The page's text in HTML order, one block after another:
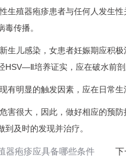
生殖器疱疹患者与任何人发生
传播。
生儿感染，女患者妊娠期应积
HSV—Ⅱ培养证实，应在破水前剖
有明显的触发因素，应在日常生
害很大，因此，做好相应的预
及时的发现并治疗。
器疱疹应具备哪些条件 下